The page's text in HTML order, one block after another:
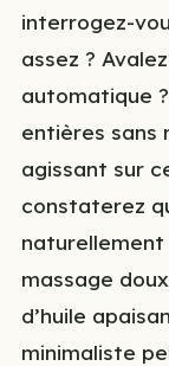
interrogez-
assez ?
automatique
entières sans
agissant sur
constaterez
naturellement
massage
d’huile
minimaliste